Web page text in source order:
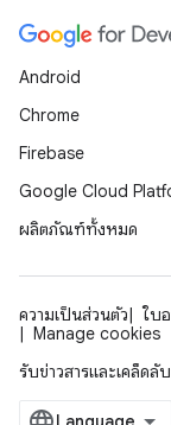
Android
Chrome
Firebase
Google Cloud
ผลิตภัณฑ์ทั้งหมด
ความเป็นส่วนตัว ใบ
Manage cookies
รับข่าวสารและเคล็ดลั